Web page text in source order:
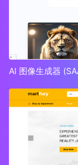
AI 图像生成器